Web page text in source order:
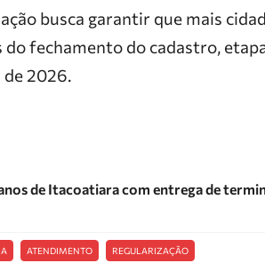
busca garantir que mais
fechamento do cadastro,
de 2026.
de Itacoatiara com entrega de
ATENDIMENTO REGULARIZAÇÃO